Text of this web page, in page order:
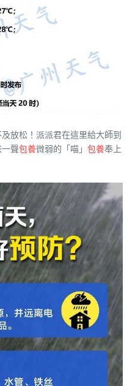
放松！派派君在這里給大師到
聲包養微弱的「喵」 包養奉上